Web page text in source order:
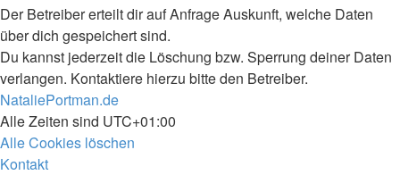
Der Betreiber erteilt dir auf Anfrage Auskunft, welche Daten
über dich gespeichert sind.
Du kannst jederzeit die Löschung bzw. Sperrung deiner Daten
verlangen. Kontaktiere hierzu bitte den Betreiber.
NataliePortman.de
Alle Zeiten sind UTC+01:00
Alle Cookies löschen
Kontakt